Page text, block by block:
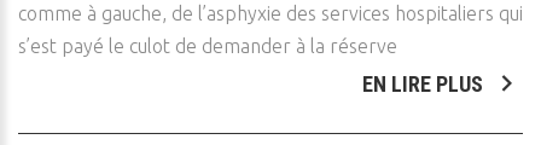
comme à gauche, de l’asphyxie des services hospitaliers qui
s’est payé le culot de demander à la réserve
EN LIRE PLUS